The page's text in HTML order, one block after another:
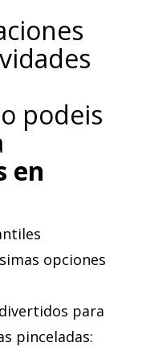
podeis
en
opciones
para
pinceladas: